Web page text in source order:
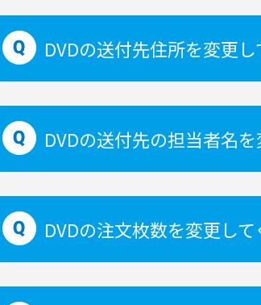
DVDの送付先住所を変更
DVDの送付先の担当者名を
DVDの注文枚数を変更して